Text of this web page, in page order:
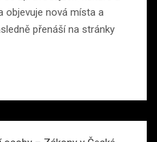
objevuje nová místa a
přenáší na stránky